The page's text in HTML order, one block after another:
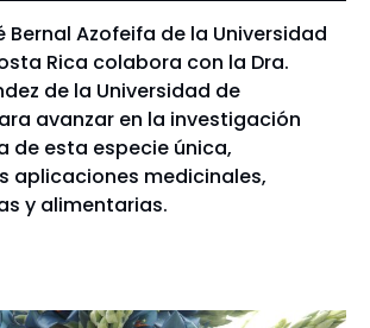
Bernal Azofeifa de la Universidad
Rica colabora con la Dra.
de la Universidad de
avanzar en la investigación
de esta especie única,
aplicaciones medicinales,
y alimentarias.